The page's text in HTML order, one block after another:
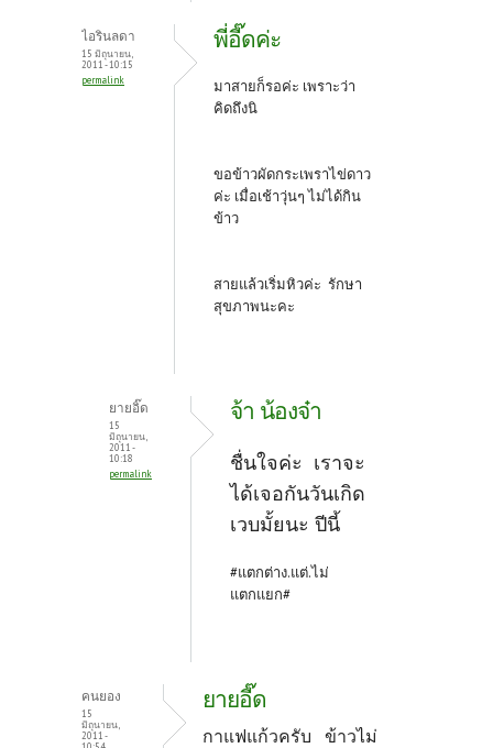
ไอรินลดา
15 มิถุนายน,
2011 - 10:15
permalink
พี่อี๊ดค่ะ
มาสายก็รอค่ะ เพราะว่า
คิดถึงนิ
ขอข้าวผัดกระเพราไข่ดาว
ค่ะ เมื่อเช้าวุ่นๆ ไม่ได้กิน
ข้าว
สายแล้วเริ่มหิวค่ะ รักษา
สุขภาพนะคะ
ยายอิ๊ด
15
มิถุนายน,
2011 -
10:18
permalink
จ้า น้องจ๋า
ชื่นใจค่ะ เราจะ
ได้เจอกันวันเกิด
เวบมั้ยนะ ปีนี้
#แตกต่าง.แต่.ไม่
แตกแยก#
คนยอง
15
มิถุนายน,
2011 -
ยายอี๊ด
กาแฟแก้วครับ ข้าวไม่